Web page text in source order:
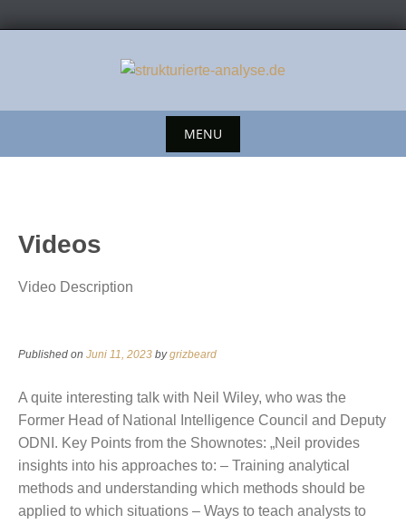
MENU
Videos
Video Description
Published on Juni 11, 2023 bygrizbeard
A quite interesting talk with Neil Wiley, who was the
Former Head of National Intelligence Council and Deputy
ODNI. Key Points from the Shownotes: „Neil provides
insights into his approaches to: – Training analytical
methods and understanding which methods should be
applied to which situations – Ways to teach analysts to